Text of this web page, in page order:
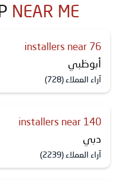
NEAR ME
76 installers near
أبوظبي
آراء العملاء (728)
140 installers near
دبي
آراء العملاء (2239)